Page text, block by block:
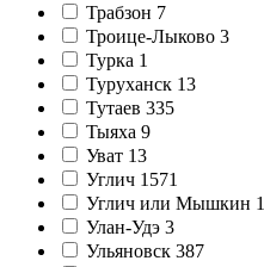
Трабзон 7
Троице-Лыково 3
Турка 1
Туруханск 13
Тутаев 335
Тыяха 9
Уват 13
Углич 1571
Углич или Мышкин 1
Улан-Удэ 3
Ульяновск 387